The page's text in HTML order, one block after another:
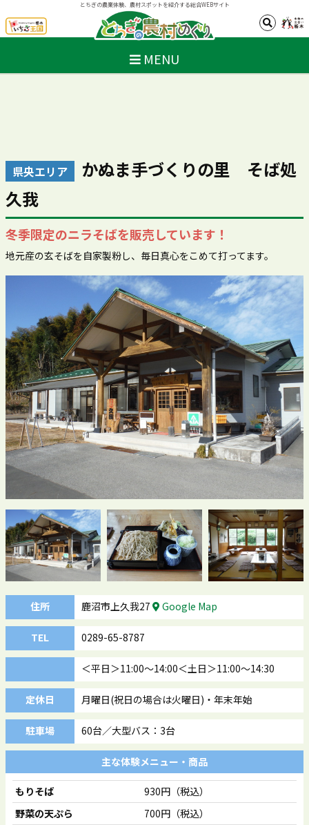
とちぎの農業体験、農村スポットを紹介する総合WEBサイト
MENU
県央エリア
かぬま手づくりの里 そば処
久我
冬季限定のニラそばを販売しています！
地元産の玄そばを自家製粉し、毎日真心をこめて打ってます。
住所 鹿沼市上久我27 Google Map
TEL 0289-65-8787
＜平日＞11:00～14:00＜土日＞11:00～14:30
定休日 月曜日(祝日の場合は火曜日)・年末年始
駐車場 60台／大型バス：3台
主な体験メニュー・商品
もりそば
930円（税込）
野菜の天ぷら
700円（税込）